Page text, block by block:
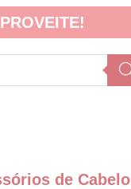
de Cabelo